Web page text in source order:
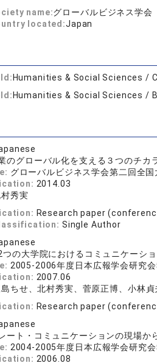
name:グローバルビジネス学会
located:Japan
Humanities & Social Sciences /
Humanities & Social Sciences /
のグローバル化を支える３つのチ
グローバルビジネス学会第二回全
2014.03
秀実
Research paper
Single Author
つの大学院におけるコミュニケーシ
2005-2006年度日本広報学会研究
2007.06
島ちせ、北村秀実、菅原正博、小林貞
Research paper
ート・コミュニケーションの現場か
2004-2005年度日本広報学会研究
2006.08